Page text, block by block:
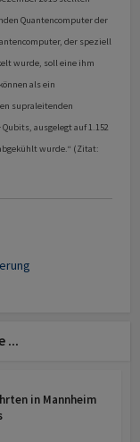
Quantencomputer der
der speziell
wurde, soll eine ihm
als ein
supraleitenden
ausgelegt auf 1.152
wurde.“ (Zitat:
...
in Mannheim